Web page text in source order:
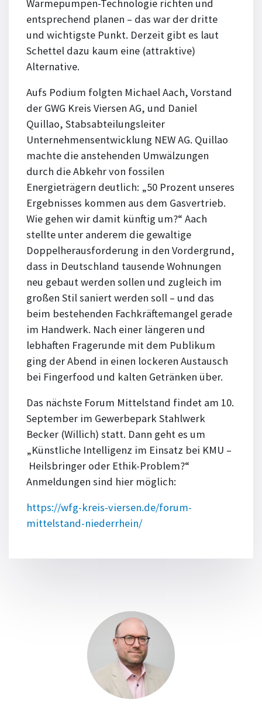
Wärmepumpen-Technologie richten und
entsprechend planen – das war der dritte
und wichtigste Punkt. Derzeit gibt es laut
Schettel dazu kaum eine (attraktive)
Alternative.
Aufs Podium folgten Michael Aach, Vorstand
der GWG Kreis Viersen AG, und Daniel
Quillao, Stabsabteilungsleiter
Unternehmensentwicklung NEW AG. Quillao
machte die anstehenden Umwälzungen
durch die Abkehr von fossilen
Energieträgern deutlich: „50 Prozent unseres
Ergebnisses kommen aus dem Gasvertrieb.
Wie gehen wir damit künftig um?“ Aach
stellte unter anderem die gewaltige
Doppelherausforderung in den Vordergrund,
dass in Deutschland tausende Wohnungen
neu gebaut werden sollen und zugleich im
großen Stil saniert werden soll – und das
beim bestehenden Fachkräftemangel gerade
im Handwerk. Nach einer längeren und
lebhaften Fragerunde mit dem Publikum
ging der Abend in einen lockeren Austausch
bei Fingerfood und kalten Getränken über.
Das nächste Forum Mittelstand findet am 10.
September im Gewerbepark Stahlwerk
Becker (Willich) statt. Dann geht es um
„Künstliche Intelligenz im Einsatz bei KMU –
Heilsbringer oder Ethik-Problem?“
Anmeldungen sind hier möglich:
https://wfg-kreis-viersen.de/forum-
mittelstand-niederrhein/